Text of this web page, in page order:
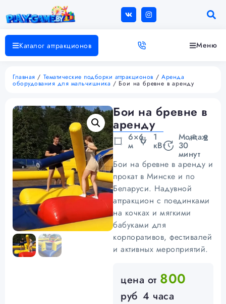
Каталог аттракционов Меню
Главная / Тематические подборки аттракционов /Аренда
оборудования для мальчишника / Бои на бревне в аренду
Бои на бревне в
аренду
6×6
м
1
кВт
Монтаж
30
минут
2
Бои на бревне в аренду и
прокат в Минске и по
Беларуси. Надувной
аттракцион с поединками
на кочках и мягкими
бабуками для
корпоративов, фестивалей
и активных мероприятий.
цена от 800
руб 4 часа